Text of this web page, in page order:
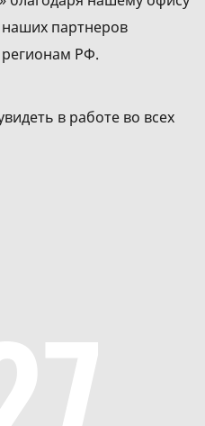
партнеров
РФ.
в работе во всех